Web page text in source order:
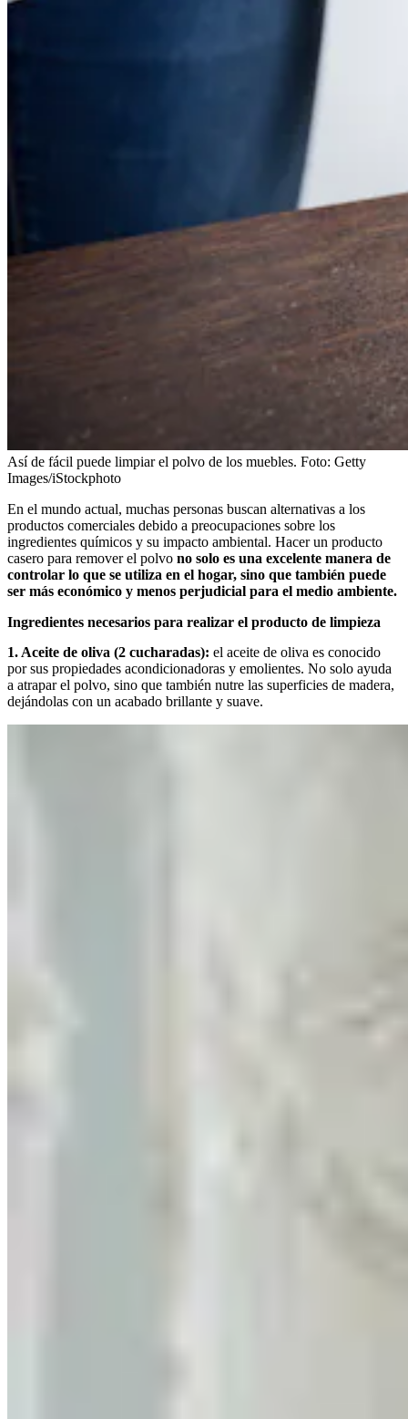
Así de fácil puede limpiar el polvo de los muebles. Foto: Getty
Images/iStockphoto
En el mundo actual, muchas personas buscan alternativas a los
productos comerciales debido a preocupaciones sobre los
ingredientes químicos y su impacto ambiental. Hacer un producto
casero para remover el polvo no solo es una excelente manera de
controlar lo que se utiliza en el hogar, sino que también puede
ser más económico y menos perjudicial para el medio ambiente.
Ingredientes necesarios para realizar el producto de limpieza
1. Aceite de oliva (2 cucharadas): el aceite de oliva es conocido
por sus propiedades acondicionadoras y emolientes. No solo ayuda
a atrapar el polvo, sino que también nutre las superficies de madera,
dejándolas con un acabado brillante y suave.